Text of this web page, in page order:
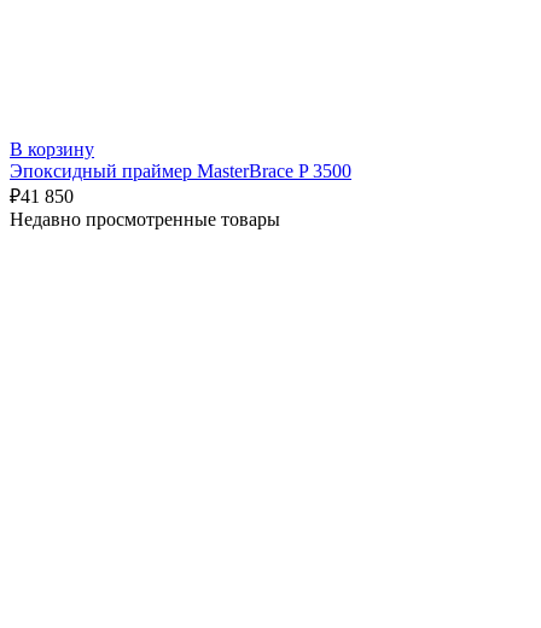
В корзину
Эпоксидный праймер MasterBrace P 3500
₽41 850
Недавно просмотренные товары